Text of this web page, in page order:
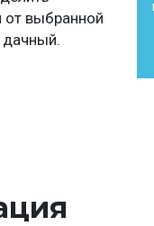
от выбранной
дачный.